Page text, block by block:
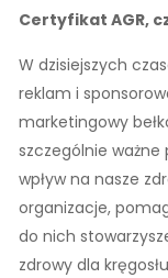
Certyfikat AGR,
W dzisiejszych
reklam i
marketingowy
szczególnie
wpływ na nasze
organizacje,
do nich
zdrowy dla